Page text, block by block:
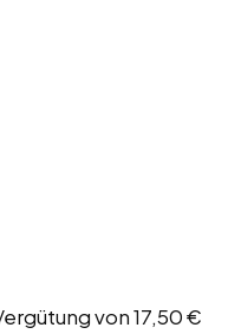
von 17,50 €